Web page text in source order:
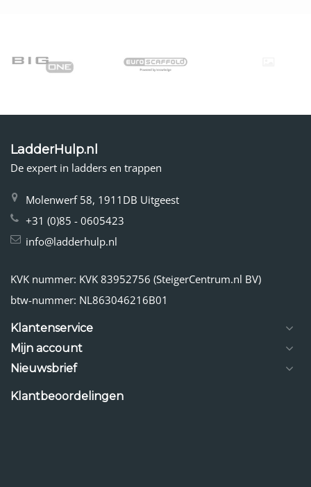
LadderHulp.nl
De expert in ladders en trappen
Molenwerf 58, 1911DB Uitgeest
+31 (0)85 - 0605423
info@ladderhulp.nl
KVK nummer: KVK 83952756 (SteigerCentrum.nl BV)
btw-nummer: NL863046216B01
Klantenservice
Mijn account
Nieuwsbrief
Klantbeoordelingen